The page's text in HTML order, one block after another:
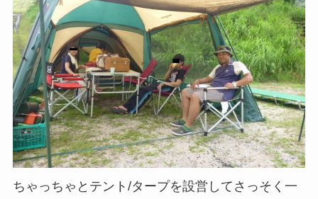
ちゃっちゃとテント/タープを設営してさっそく一